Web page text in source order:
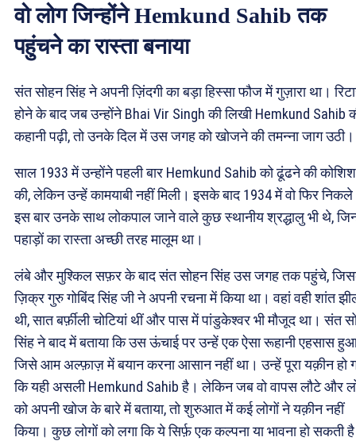
वो लोग जिन्होंने Hemkund Sahib तक
पहुंचने का रास्ता बनाया
संत सोहन सिंह ने अपनी ज़िंदगी का बड़ा हिस्सा फौज में गुज़ारा था।
होने के बाद जब उन्होंने Bhai Vir Singh की लिखी Hemkund Sahib
कहानी पढ़ी, तो उनके दिल में उस जगह को खोजने की तमन्ना जाग उठी।
साल 1933 में उन्होंने पहली बार Hemkund Sahib को ढूंढने की कोशिश
की, लेकिन उन्हें कामयाबी नहीं मिली। इसके बाद 1934 में वो फिर
इस बार उनके साथ लोकपाल जाने वाले कुछ स्थानीय श्रद्धालु भी थे,
पहाड़ों का रास्ता अच्छी तरह मालूम था।
लंबे और मुश्किल सफ़र के बाद संत सोहन सिंह उस जगह तक पहुंचे,
ज़िक्र गुरु गोबिंद सिंह जी ने अपनी रचना में किया था। वहां वही शांत
थी, सात बर्फ़ीली चोटियां थीं और पास में पांडुकेश्वर भी मौजूद था। संत
सिंह ने बाद में बताया कि उस ऊंचाई पर उन्हें एक ऐसा रूहानी एहसास
जिसे आम अल्फ़ाज़ में बयान करना आसान नहीं था। उन्हें पूरा यक़ीन हो
कि यही असली Hemkund Sahib है। लेकिन जब वो वापस लौटे और
को अपनी खोज के बारे में बताया, तो शुरुआत में कई लोगों ने यक़ीन नहीं
किया। कुछ लोगों को लगा कि ये सिर्फ़ एक कल्पना या भावना हो सकती